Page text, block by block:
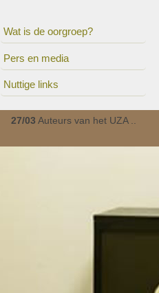
Wat is de oorgroep?
Pers en media
Nuttige links
27/03 Auteurs van het UZA ..